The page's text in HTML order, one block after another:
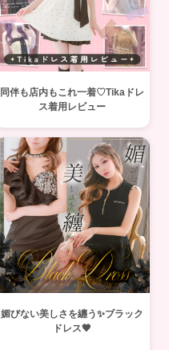
同伴も店内もこれ一着♡Tikaドレ
ス着用レビュー
媚びない美しさを纏う✨ブラック
ドレス🖤